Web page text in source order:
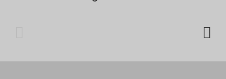
Tel-Nr. 06341 68114 - 33